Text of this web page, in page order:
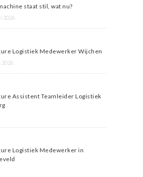
staat stil, wat nu?
2026
Logistiek Medewerker Wijchen
2026
Assistent Teamleider Logistiek
Logistiek Medewerker in